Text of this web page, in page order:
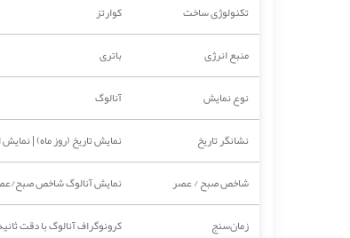
تکنولوژی ساخت
کوارتز
منبع انرژی
باتری
نوع نمایش
آنالوگ
نشانگر تاریخ
نمایش تاریخ (روز ماه) |
شاخص صبح / عصر
نمایش آنالوگ شاخص صبح/
زمان‌سنج
کرونوگراف آنالوگ با دقت ثانیه و